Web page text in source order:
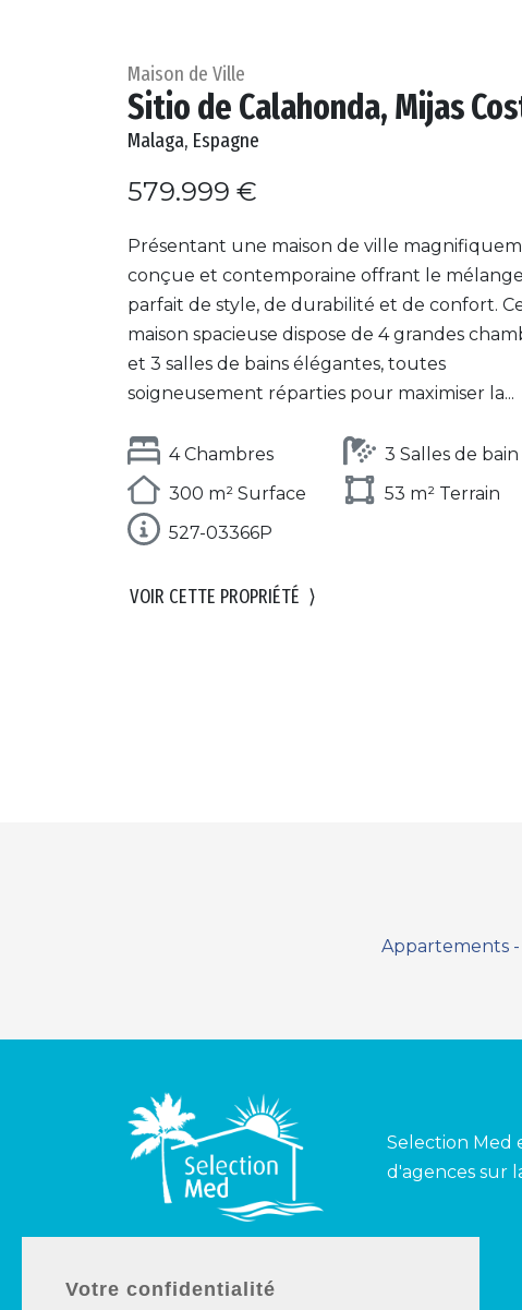
Maison de Ville
Sitio de Calahonda, Mijas
Malaga, Espagne
579.999 €
Présentant une maison de ville
conçue et contemporaine offrant le mélange
parfait de style, de durabilité et de confort.
maison spacieuse dispose de 4 grandes
et 3 salles de bains élégantes, toutes
soigneusement réparties pour maximiser la...
4 Chambres
3 Salles de bain
300 m² Surface
53 m² Terrain
527-03366P
VOIR CETTE PROPRIÉTÉ ⟩
Appartements
Selection Med
d'agences sur
Costa del Sol
Votre confidentialité